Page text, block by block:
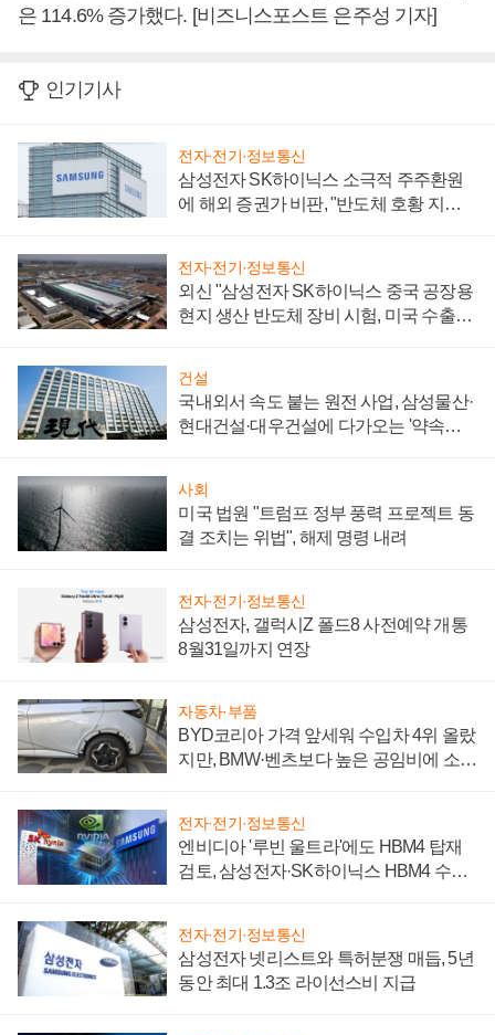
은 114.6% 증가했다. [비즈니스포스트 은주성 기자]
인기기사
전자·전기·정보통신
삼성전자 SK하이닉스 소극적 주주환원
에 해외 증권가 비판, "반도체 호황 지속
전자·전기·정보통신
외신 "삼성전자 SK하이닉스 중국 공장용
현지 생산 반도체 장비 시험, 미국 수출통
건설
국내외서 속도 붙는 원전 사업, 삼성물산·
현대건설·대우건설에 다가오는 '약속의
사회
미국 법원 "트럼프 정부 풍력 프로젝트 동
결 조치는 위법", 해제 명령 내려
전자·전기·정보통신
삼성전자, 갤럭시Z 폴드8 사전예약 개통
8월31일까지 연장
자동차·부품
BYD코리아 가격 앞세워 수입차 4위 올랐
지만, BMW·벤츠보다 높은 공임비에 소비
전자·전기·정보통신
엔비디아 '루빈 울트라'에도 HBM4 탑재
검토, 삼성전자·SK하이닉스 HBM4 수율
전자·전기·정보통신
삼성전자 넷리스트와 특허분쟁 매듭, 5년
동안 최대 1.3조 라이선스비 지급